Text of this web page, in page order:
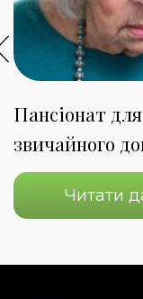
Пансіонат
звичайного
Читати